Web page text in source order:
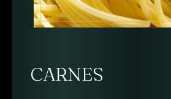
CARNES